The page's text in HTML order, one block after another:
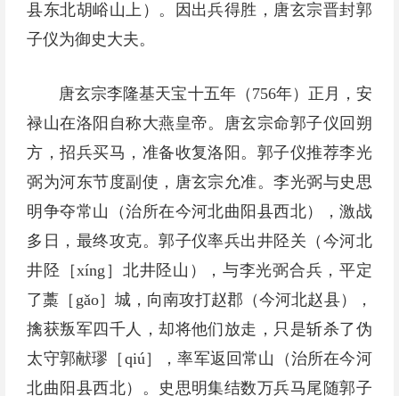
县东北胡峪山上）。因出兵得胜，唐玄宗晋封郭
子仪为御史大夫。
唐玄宗李隆基天宝十五年（756年）正月，安
禄山在洛阳自称大燕皇帝。唐玄宗命郭子仪回朔
方，招兵买马，准备收复洛阳。郭子仪推荐李光
弼为河东节度副使，唐玄宗允准。李光弼与史思
明争夺常山（治所在今河北曲阳县西北），激战
多日，最终攻克。郭子仪率兵出井陉关（今河北
井陉［xíng］北井陉山），与李光弼合兵，平定
了藁［gǎo］城，向南攻打赵郡（今河北赵县），
擒获叛军四千人，却将他们放走，只是斩杀了伪
太守郭献璆［qiú］，率军返回常山（治所在今河
北曲阳县西北）。史思明集结数万兵马尾随郭子